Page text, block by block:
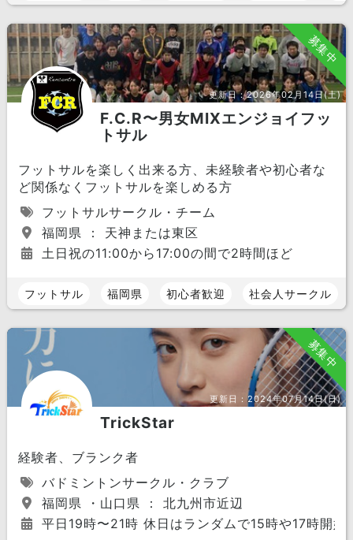
募集中
更新日：2026年02月14日(土)
F.C.R〜男女MIXエンジョイフッ
トサル
フットサルを楽しく出来る方、未経験者や初心者な
ど関係なくフットサルを楽しめる方
フットサルサークル・チーム
福岡県 ： 天神または東区
土日祝の11:00から17:00の間で2時間ほど
フットサル 福岡県 初心者歓迎 社会人サークル
募集中
更新日：2024年07月14日(日)
TrickStar
経験者、ブランク者
バドミントンサークル・クラブ
福岡県 ・山口県 ： 北九州市近辺
平日19時〜21時 休日はランダムで15時や17時開始